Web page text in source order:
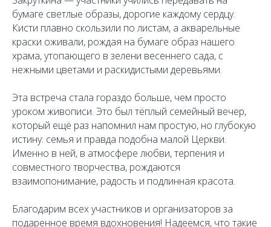
бумаге светлые образы, дорогие каждому сердцу.
Кисти плавно скользили по листам, а акварельные
краски оживали, рождая на бумаге образ нашего
храма, утопающего в зелени весеннего сада, с
нежными цветами и раскидистыми деревьями.
Эта встреча стала гораздо больше, чем просто
уроком живописи. Это был тёплый семейный вечер,
который ещё раз напомнил нам простую, но глубокую
истину: семья и правда подобна малой Церкви.
Именно в ней, в атмосфере любви, терпения и
совместного творчества, рождаются
взаимопонимание, радость и подлинная красота.
Благодарим всех участников и организаторов за
подаренное время вдохновения! Надеемся, что такие